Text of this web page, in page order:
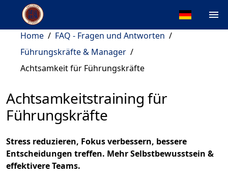
Home / FAQ - Fragen und Antworten /
Führungskräfte & Manager /
Achtsamkeit für Führungskräfte
Achtsamkeitstraining für
Führungskräfte
Stress reduzieren, Fokus verbessern, bessere
Entscheidungen treffen. Mehr Selbstbewusstsein &
effektivere Teams.